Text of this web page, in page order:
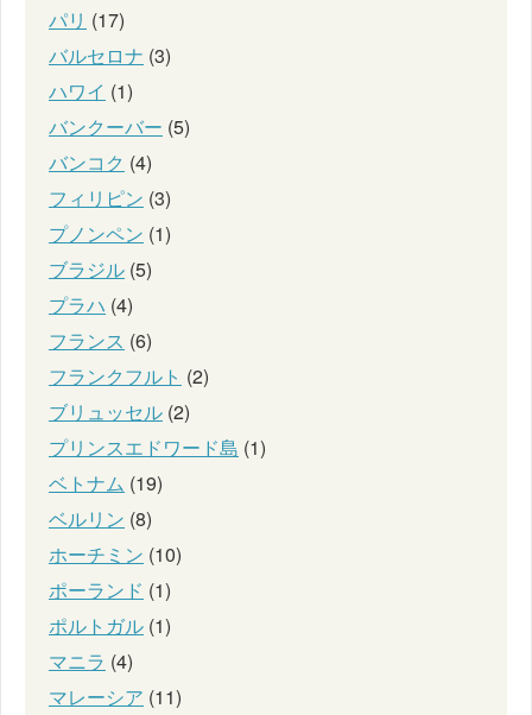
パリ (17)
バルセロナ (3)
ハワイ (1)
バンクーバー (5)
バンコク (4)
フィリピン (3)
プノンペン (1)
ブラジル (5)
プラハ (4)
フランス (6)
フランクフルト (2)
ブリュッセル (2)
プリンスエドワード島 (1)
ベトナム (19)
ベルリン (8)
ホーチミン (10)
ポーランド (1)
ポルトガル (1)
マニラ (4)
マレーシア (11)